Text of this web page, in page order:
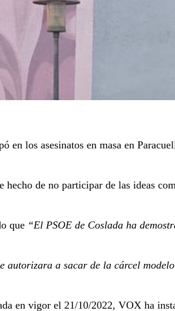
los asesinatos en masa en
de no participar de las ideas
que “El PSOE de Coslada ha
a sacar de la cárcel
en vigor el 21/10/2022, VOX ha